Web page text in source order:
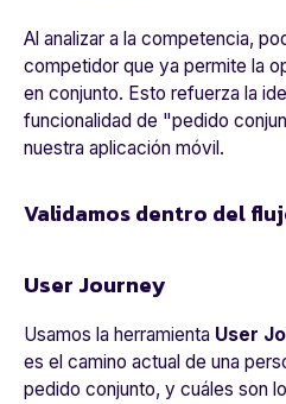
Al analizar a la competencia,
competidor que ya permite la
en conjunto. Esto refuerza la
funcionalidad de "pedido
nuestra aplicación móvil.
Validamos dentro del
User Journey
Usamos la herramienta User
es el camino actual de una
pedido conjunto, y cuáles son